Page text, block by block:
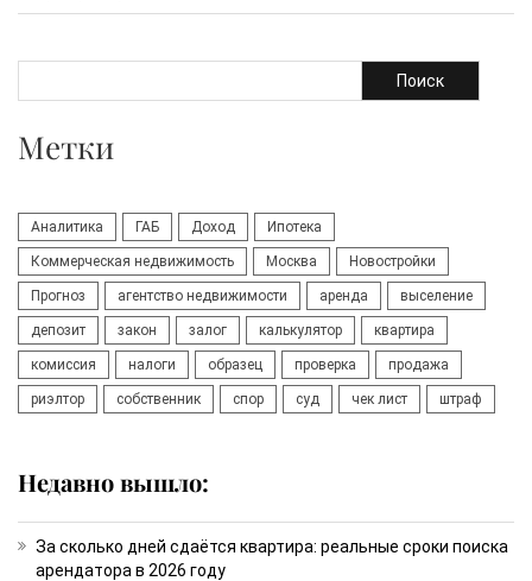
Поиск
Метки
Аналитика ГАБ Доход Ипотека
Коммерческая недвижимость Москва Новостройки
Прогноз агентство недвижимости аренда выселение
депозит закон залог калькулятор квартира
комиссия налоги образец проверка продажа
риэлтор собственник спор суд чек лист штраф
Недавно вышло:
За сколько дней сдаётся квартира: реальные сроки поиска
арендатора в 2026 году